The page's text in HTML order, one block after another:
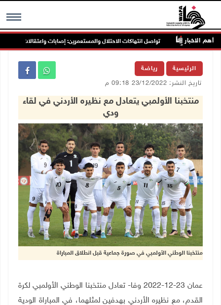
MENU أهم الاخبار تواصل انتهاكات الاحتلال والمستعمرين: إصابات واعتقالات واقتحامات
الرئيسية رياضة
تاريخ النشر: 23/12/2022 09:18 م
منتخبنا الأولمبي يتعادل مع نظيره الأردني في لقاء
ودي
منتخبنا الوطني الأولمبي في صورة جماعية قبل انطلاق المباراة
عمان 23-12-2022 وفا- تعادل منتخبنا الوطني الأولمبي لكرة
القدم، مع نظيره الأردني بهدفين لمثلهما، في المباراة الودية